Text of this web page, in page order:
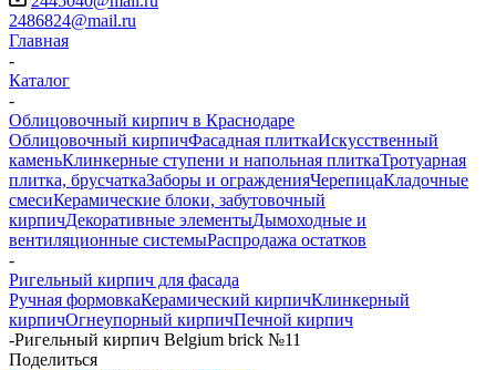
2486824@mail.ru
Главная
-
Каталог
-
Облицовочный кирпич в Краснодаре
Облицовочный кирпичФасадная плиткаИскусственный
каменьКлинкерные ступени и напольная плиткаТротуарная
плитка, брусчаткаЗаборы и огражденияЧерепицаКладочные
смесиКерамические блоки, забутовочный
кирпичДекоративные элементыДымоходные и
вентиляционные системыРаспродажа остатков
-
Ригельный кирпич для фасада
Ручная формовкаКерамический кирпичКлинкерный
кирпичОгнеупорный кирпичПечной кирпич
-Ригельный кирпич Belgium brick №11
Поделиться